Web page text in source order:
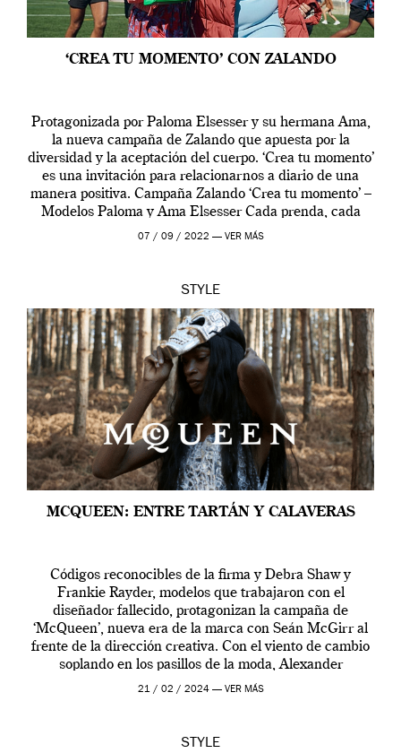
‘CREA TU MOMENTO’ CON ZALANDO
Protagonizada por Paloma Elsesser y su hermana Ama,
la nueva campaña de Zalando que apuesta por la
diversidad y la aceptación del cuerpo. ‘Crea tu momento’
es una invitación para relacionarnos a diario de una
manera positiva. Campaña Zalando ‘Crea tu momento’ –
Modelos Paloma y Ama Elsesser Cada prenda, cada
outfit, cada momento, caracteriza […]
07 / 09 / 2022 — VER MÁS
STYLE
MCQUEEN: ENTRE TARTÁN Y CALAVERAS
Códigos reconocibles de la firma y Debra Shaw y
Frankie Rayder, modelos que trabajaron con el
diseñador fallecido, protagonizan la campaña de
‘McQueen’, nueva era de la marca con Seán McGirr al
frente de la dirección creativa. Con el viento de cambio
soplando en los pasillos de la moda, Alexander
McQueen se prepara para una […]
21 / 02 / 2024 — VER MÁS
STYLE